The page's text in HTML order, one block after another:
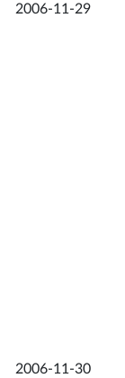
2006-11-29
2006-11-30